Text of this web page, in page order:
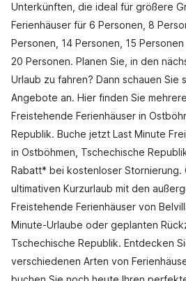
Unterkünften, die ideal für größere
Ferienhäuser für 6 Personen, 8
Personen, 14 Personen, 15
20 Personen. Planen Sie, in den
Urlaub zu fahren? Dann schauen Sie
Angebote an. Hier finden Sie
Freistehende Ferienhäuser in
Republik. Buche jetzt Last Minute
in Ostböhmen, Tschechische
Rabatt* bei kostenloser Stornierung.
ultimativen Kurzurlaub mit den
Freistehende Ferienhäuser von
Minute-Urlaube oder geplanten
Tschechische Republik. Entdecken
verschiedenen Arten von